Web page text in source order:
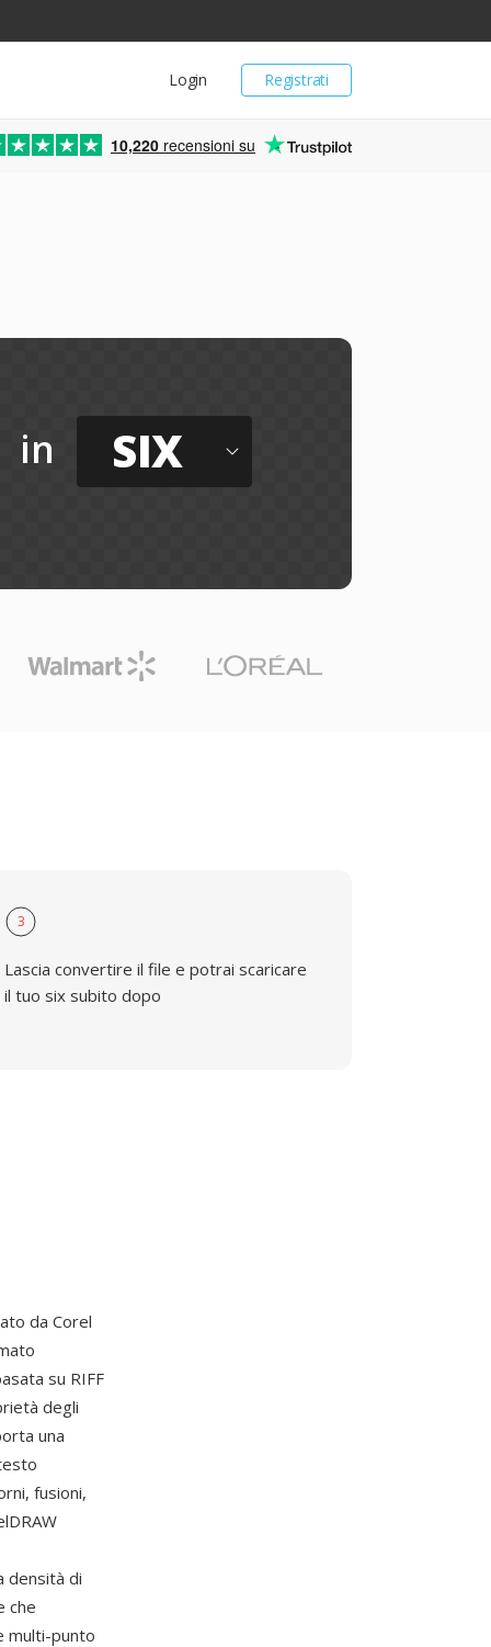
Registrati
Login
10,220 recensioni su
in SIX
3
Lascia convertire il file e potrai scaricare
il tuo six subito dopo
da Corel
su RIFF
degli
una
fusioni,
densità di
che
multi-punto